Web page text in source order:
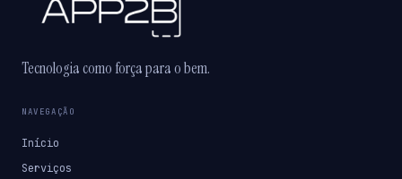
Tecnologia como força para o bem.
NAVEGAÇÃO
Início
Serviços